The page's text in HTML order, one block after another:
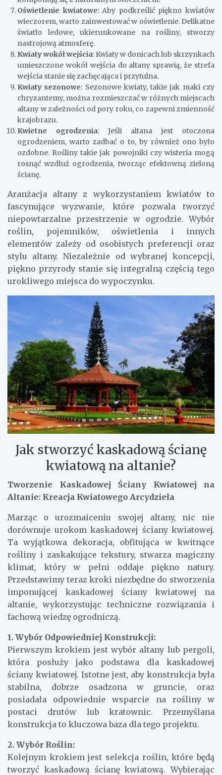
Oświetlenie kwiatowe: Aby podkreślić piękno kwiatów
wieczorem, warto zainwestować w oświetlenie. Delikatne
światło ledowe, ukierunkowane na rośliny, stworzy
nastrojową atmosferę.
Kwiaty wokół wejścia: Kwiaty w donicach lub skrzynkach
umieszczone wokół wejścia do altany sprawią, że strefa
wejścia stanie się zachęcająca i przytulna.
Kwiaty sezonowe: Sezonowe kwiaty, takie jak maki czy
chryzantemy, można rozmieszczać w różnych miejscach
altany w zależności od pory roku, co zapewni zmienność
krajobrazu.
Kwietne ogrodzenia: Jeśli altana jest otoczona
ogrodzeniem, warto zadbać o to, by również ono było
ozdobne. Rośliny takie jak powojniki czy wisteria mogą
rosnąć wzdłuż ogrodzenia, tworząc efektowną zieloną
ścianę.
Aranżacja altany z wykorzystaniem kwiatów to
fascynujące wyzwanie, które pozwala tworzyć
niepowtarzalne przestrzenie w ogrodzie. Wybór
roślin, pojemników, oświetlenia i innych
elementów zależy od osobistych preferencji oraz
stylu altany. Niezależnie od wybranej koncepcji,
piękno przyrody stanie się integralną częścią tego
urokliwego miejsca do wypoczynku.
Jak stworzyć kaskadową ścianę
kwiatową na altanie?
Tworzenie Kaskadowej Ściany Kwiatowej na
Altanie: Kreacja Kwiatowego Arcydzieła
Marząc o urozmaiceniu swojej altany, nic nie
dorównuje urokom kaskadowej ściany kwiatowej.
Ta wyjątkowa dekoracja, obfitująca w kwitnące
rośliny i zaskakujące tekstury, stwarza magiczny
klimat, który w pełni oddaje piękno natury.
Przedstawimy teraz kroki niezbędne do stworzenia
imponującej kaskadowej ściany kwiatowej na
altanie, wykorzystując techniczne rozwiązania i
fachową wiedzę ogrodniczą.
1. Wybór Odpowiedniej Konstrukcji:
Pierwszym krokiem jest wybór altany lub pergoli,
która posłuży jako podstawa dla kaskadowej
ściany kwiatowej. Istotne jest, aby konstrukcja była
stabilna, dobrze osadzona w gruncie, oraz
posiadała odpowiednie wsparcie na rośliny w
postaci drutów lub kratownic. Przemyślana
konstrukcja to kluczowa baza dla tego projektu.
2. Wybór Roślin:
Kolejnym krokiem jest selekcja roślin, które będą
tworzyć kaskadową ścianę kwiatową. Wybierając